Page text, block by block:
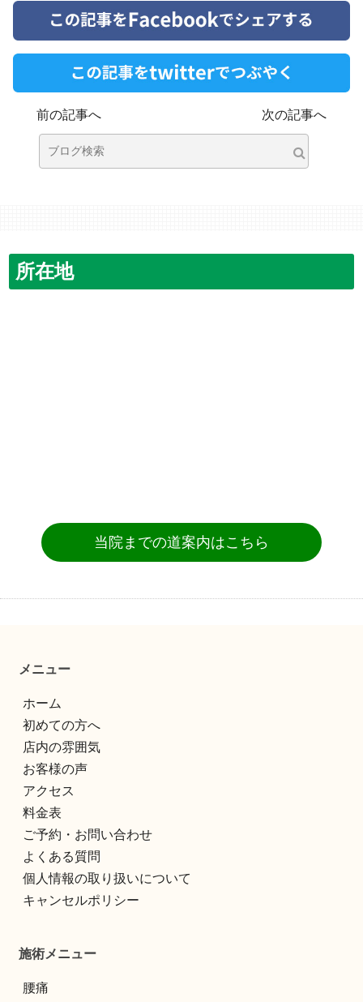
前の記事へ 次の記事へ
所在地
当院までの道案内はこちら
メニュー
ホーム
初めての方へ
店内の雰囲気
お客様の声
アクセス
料金表
ご予約・お問い合わせ
よくある質問
個人情報の取り扱いについて
キャンセルポリシー
施術メニュー
腰痛